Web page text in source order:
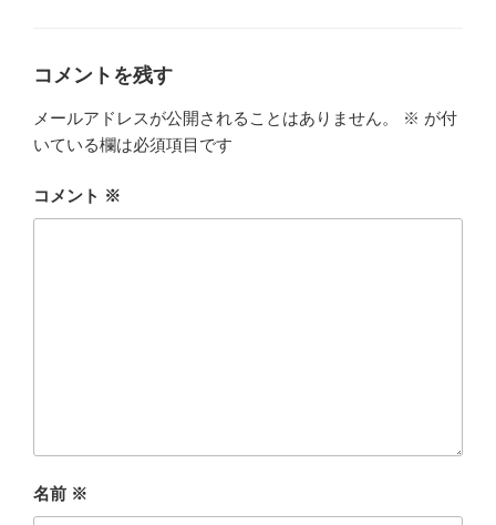
コメントを残す
メールアドレスが公開されることはありません。 ※ が付
いている欄は必須項目です
コメント ※
名前 ※